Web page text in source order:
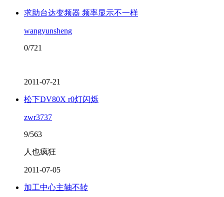
求助台达变频器 频率显示不一样
wangyunsheng
0/721
2011-07-21
松下DV80X r0灯闪烁
zwr3737
9/563
人也疯狂
2011-07-05
加工中心主轴不转